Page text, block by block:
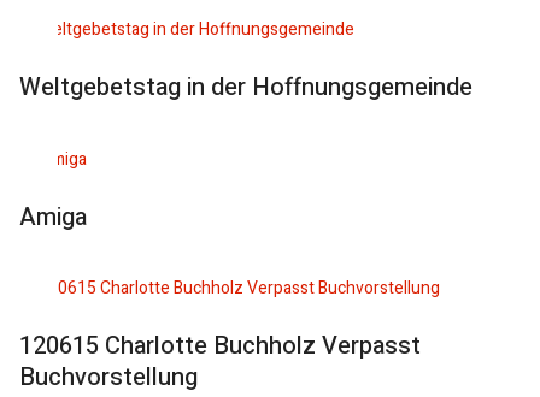
Weltgebetstag in der Hoffnungsgemeinde
Amiga
120615 Charlotte Buchholz Verpasst
Buchvorstellung